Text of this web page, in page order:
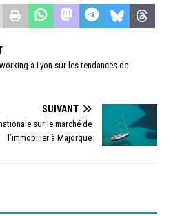
à Lyon sur les tendances de
SUIVANT
sur le marché de
l’immobilier à Majorque